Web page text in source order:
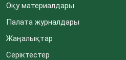
Оқу материалдары
Палата журналдары
Жаңалықтар
Серіктестер